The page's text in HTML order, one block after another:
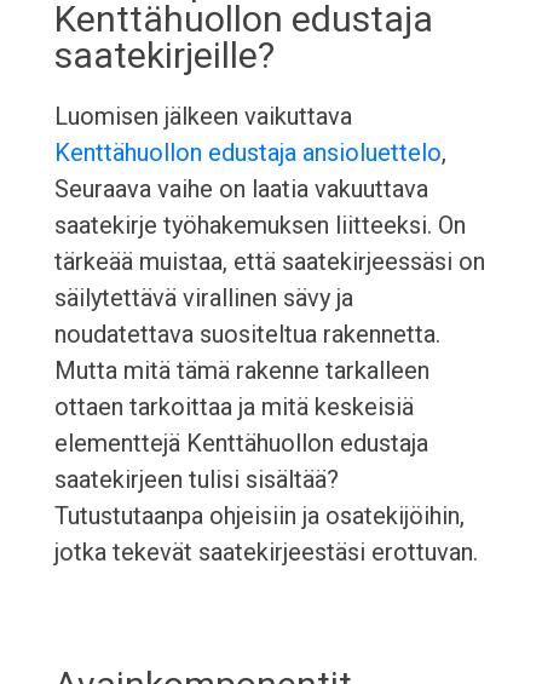
Kenttähuollon edustaja
saatekirjeille?
Luomisen jälkeen vaikuttava
Kenttähuollon edustaja ansioluettelo,
Seuraava vaihe on laatia vakuuttava
saatekirje työhakemuksen liitteeksi. On
tärkeää muistaa, että saatekirjeessäsi on
säilytettävä virallinen sävy ja
noudatettava suositeltua rakennetta.
Mutta mitä tämä rakenne tarkalleen
ottaen tarkoittaa ja mitä keskeisiä
elementtejä Kenttähuollon edustaja
saatekirjeen tulisi sisältää?
Tutustutaanpa ohjeisiin ja osatekijöihin,
jotka tekevät saatekirjeestäsi erottuvan.